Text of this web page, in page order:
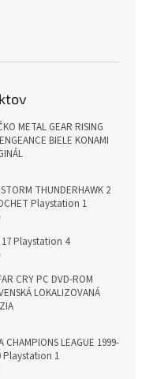
METAL GEAR RISING
BIELE KONAMI
THUNDERHAWK 2
Playstation 1
17 Playstation 4
CRY PC DVD-ROM
LOKALIZOVANÁ
CHAMPIONS LEAGUE 1999-
Playstation 1